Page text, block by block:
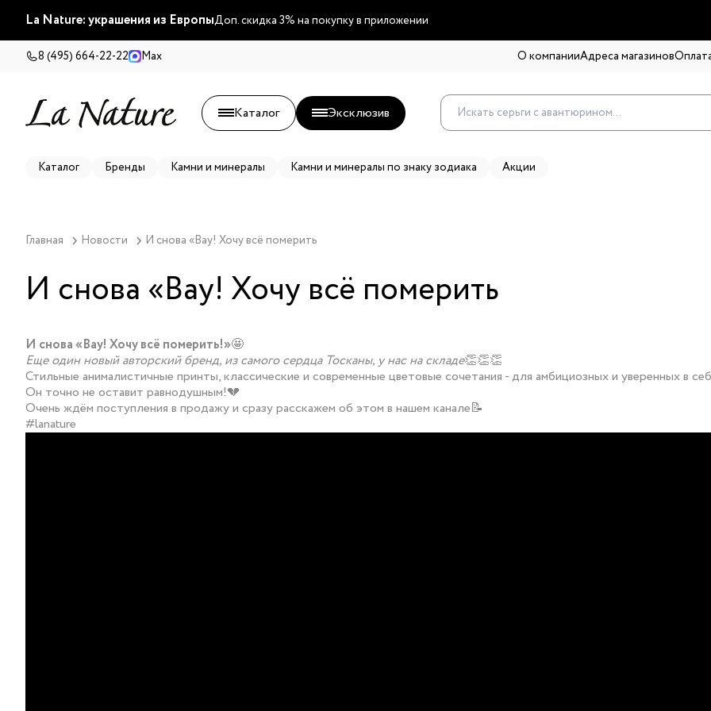
La Nature: украшения из ЕвропыДоп. скидка 3% на покупку в приложении
8 (495) 664-22-22 Max О компанииАдреса магазинов
Каталог Эксклюзив
Каталог Бренды Камни и минералы Камни и минералы по знаку зодиака Акции
Главная Новости И снова «Вау! Хочу всё померить
И снова «Вау! Хочу всё померить
И снова «Вау! Хочу всё померить!»🤩
Еще один новый авторский бренд, из самого сердца Тосканы, у нас на складе👏👏👏
Стильные анималистичные принты, классические и современные цветовые сочетания - для амбициозных и уверенных в
Он точно не оставит равнодушным!💔
Очень ждём поступления в продажу и сразу расскажем об этом в нашем канале📝
#lanature